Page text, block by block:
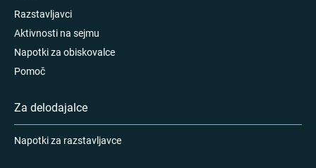
Razstavljavci
Aktivnosti na sejmu
Napotki za obiskovalce
Pomoč
Za delodajalce
Napotki za razstavljavce